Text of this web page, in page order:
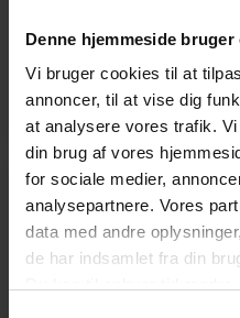
Denne hjemmeside bruger
Vi bruger cookies til at
annoncer, til at vise dig
at analysere vores trafik.
din brug af vores
for sociale medier,
analysepartnere. Vores
data med andre
de har indsamlet fra din
of dangerous products
unsolved.
PÅ AGENDAEN
Digital Handels
Seneste nyt om e-handel
Nyhedsbrevet